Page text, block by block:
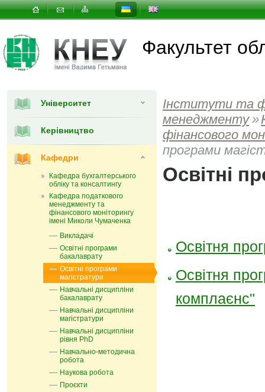
Факультет
Університет
Керівництво
Кафедри
Кафедра бухгалтерського
обліку та консалтингу
Кафедра податкового
менеджменту та
фінансового моніторингу
імені Миколи Чумаченка
Викладачі
Освітні програми
бакалаврату
Освітні програми
магістратури
Навчальні дисципліни
бакалаврату
Навчальні дисципліни
магістратури
Навчальні дисципліни
рівня PhD
Навчально-методична
робота
Наукова робота
Проєкти
Інститути та
менеджменту »
фінансового
програми
Освітні
Освітня
Освітня
комплаєнс"